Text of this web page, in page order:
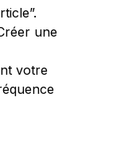
une
votre